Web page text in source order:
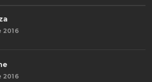
2016
2016